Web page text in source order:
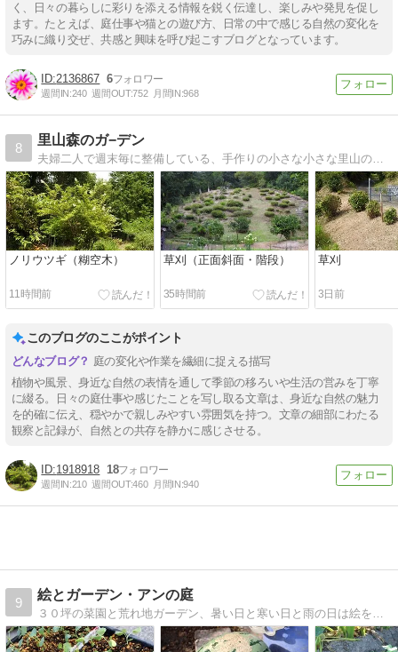
く、日々の暮らしに彩りを添える情報を鋭く伝達し、楽しみや発見を促し
ます。たとえば、庭仕事や猫との遊び方、日常の中で感じる自然の変化を
巧みに織り交ぜ、共感と興味を呼び起こすブログとなっています。
2136867 6
週間IN:240 週間OUT:752 月間IN:968
8
里山森のガ−デン
夫婦二人で週末毎に整備している、手作りの小さな小さな里山の大自然のブログです。
ノリウツギ（糊空木）
11時間前
草刈（正面斜面・階段）
35時間前
草刈
3日前
このブログのここがポイント
庭の変化や作業を繊細に捉える描写
植物や風景、身近な自然の表情を通して季節の移ろいや生活の営みを丁寧
に綴る。日々の庭仕事や感じたことを写し取る文章は、身近な自然の魅力
を的確に伝え、穏やかで親しみやすい雰囲気を持つ。文章の細部にわたる
観察と記録が、自然との共存を静かに感じさせる。
1918918 18
週間IN:210 週間OUT:460 月間IN:940
9
絵とガーデン・アンの庭